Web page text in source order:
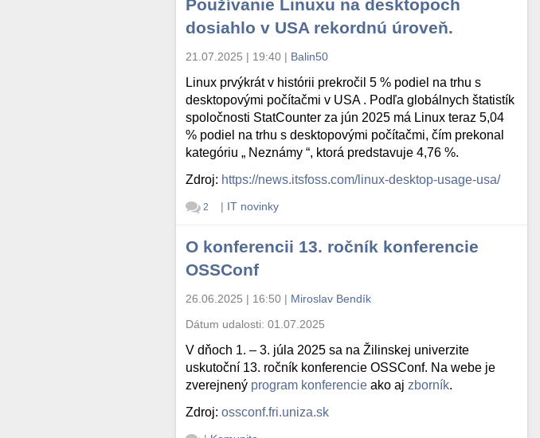
Používanie Linuxu na desktopoch
dosiahlo v USA rekordnú úroveň.
21.07.2025 | 19:40 | Balin50
Linux prvýkrát v histórii prekročil 5 % podiel na trhu s
desktopovými počítačmi v USA . Podľa globálnych štatistík
spoločnosti StatCounter za jún 2025 má Linux teraz 5,04
% podiel na trhu s desktopovými počítačmi, čím prekonal
kategóriu „ Neznámy “, ktorá predstavuje 4,76 %.
Zdroj: https://news.itsfoss.com/linux-desktop-usage-usa/
2 | IT novinky
O konferencii 13. ročník konferencie
OSSConf
26.06.2025 | 16:50 | Miroslav Bendík
Dátum udalosti:01.07.2025
V dňoch 1. – 3. júla 2025 sa na Žilinskej univerzite
uskutoční 13. ročník konferencie OSSConf. Na webe je
zverejnený program konferencie ako aj zborník.
Zdroj:ossconf.fri.uniza.sk